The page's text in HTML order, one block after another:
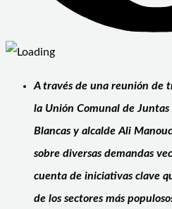
A través de una reunión de
la Unión Comunal de Juntas
Blancas y alcalde Ali
sobre diversas demandas
cuenta de iniciativas clave
de los sectores más